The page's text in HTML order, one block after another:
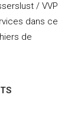
/ VVP
dans ce
de